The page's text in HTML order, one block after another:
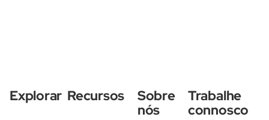
Explorar Recursos
Sobre
nós
Trabalhe
connosco